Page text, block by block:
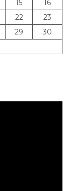
15
16
22
23
29
30